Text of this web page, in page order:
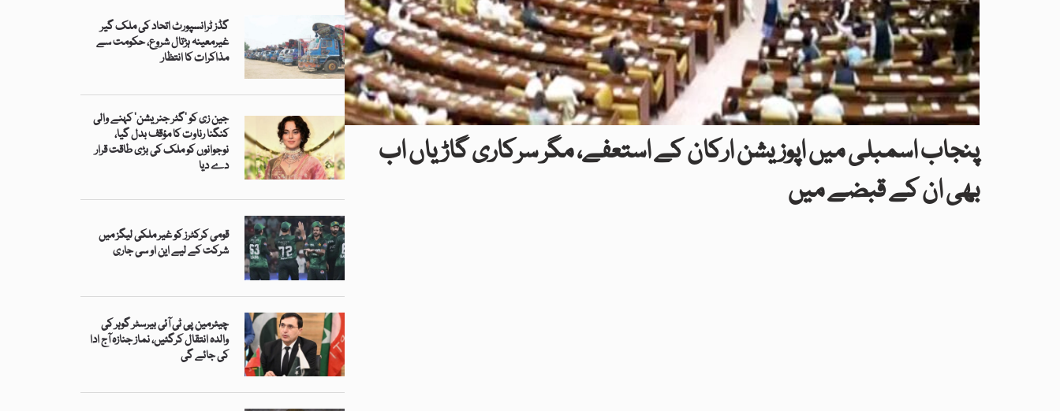
گڈز ٹرانسپورٹ اتحاد کی ملک گیر
غیرمعینہ ہڑتال شروع، حکومت سے
مذاکرات کا انتظار
جین زی کو ’گٹر جنریشن‘ کہنے والی
کنگنا رناوت کا مؤقف بدل گیا،
نوجوانوں کو ملک کی بڑی طاقت قرار
دے دیا
قومی کرکٹرز کو غیر ملکی لیگز میں
شرکت کے لیے این او سی جاری
چیئرمین پی ٹی آئی بیرسٹر گوہر کی
والدہ انتقال کرگئیں، نماز جنازہ آج ادا
کی جائے گی
پنجاب اسمبلی میں اپوزیشن ارکان کے استعفے، مگر سرکاری گاڑیاں اب
بھی ان کے قبضے میں